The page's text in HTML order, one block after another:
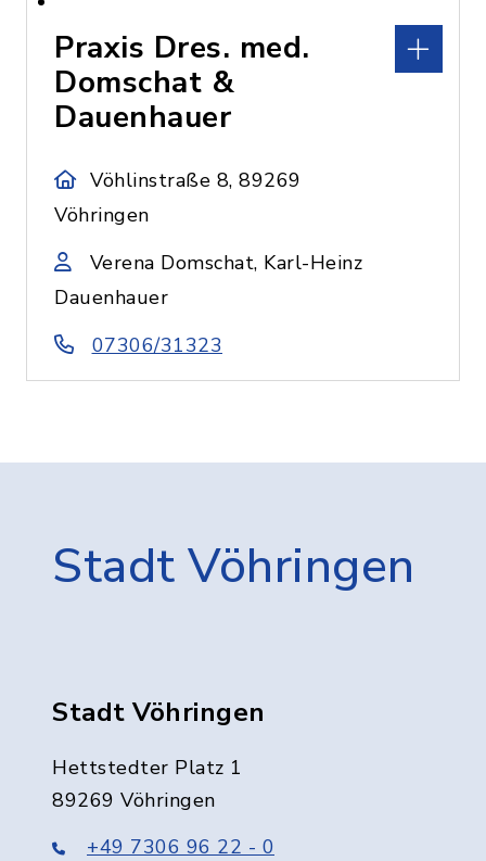
Praxis Dres. med.
Domschat &
Dauenhauer
Vöhlinstraße 8, 89269
Vöhringen
Verena Domschat, Karl-Heinz
Dauenhauer
07306/31323
Stadt Vöhringen
Stadt Vöhringen
Hettstedter Platz 1
89269 Vöhringen
+49 7306 96 22 - 0